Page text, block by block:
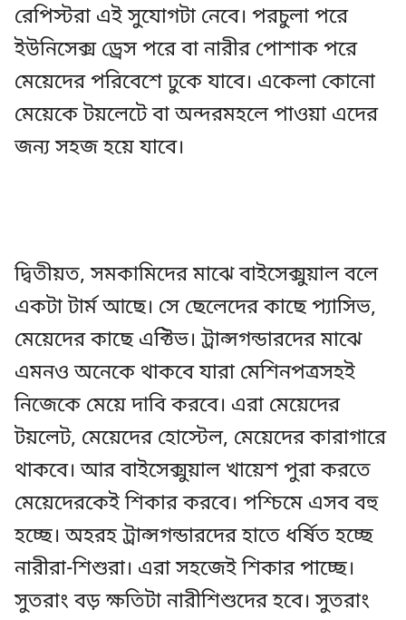
রেপিস্টরা এই সুযোগটা নেবে। পরচুলা পরে
ইউনিসেক্স ড্রেস পরে বা নারীর পোশাক পরে
মেয়েদের পরিবেশে ঢুকে যাবে। একেলা কোনো
মেয়েকে টয়লেটে বা অন্দরমহলে পাওয়া এদের
জন্য সহজ হয়ে যাবে।
দ্বিতীয়ত, সমকামিদের মাঝে বাইসেক্সুয়াল বলে
একটা টার্ম আছে। সে ছেলেদের কাছে প্যাসিভ,
মেয়েদের কাছে এক্টিভ। ট্রান্সগন্ডারদের মাঝে
এমনও অনেকে থাকবে যারা মেশিনপত্রসহই
নিজেকে মেয়ে দাবি করবে। এরা মেয়েদের
টয়লেট, মেয়েদের হোস্টেল, মেয়েদের কারাগারে
থাকবে। আর বাইসেক্সুয়াল খায়েশ পুরা করতে
মেয়েদেরকেই শিকার করবে। পশ্চিমে এসব বহু
হচ্ছে। অহরহ ট্রান্সগন্ডারদের হাতে ধর্ষিত হচ্ছে
নারীরা-শিশুরা। এরা সহজেই শিকার পাচ্ছে।
সুতরাং বড় ক্ষতিটা নারীশিশুদের হবে। সুতরাং